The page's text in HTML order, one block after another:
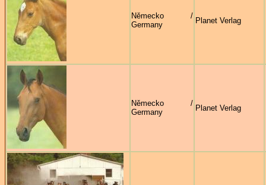
Německo /
Germany
Planet Verlag
Německo /
Germany
Planet Verlag